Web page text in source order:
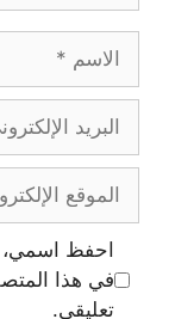
الإلكتروني
الإلكتروني
احفظ اسمي،
في هذا
تعليقي.